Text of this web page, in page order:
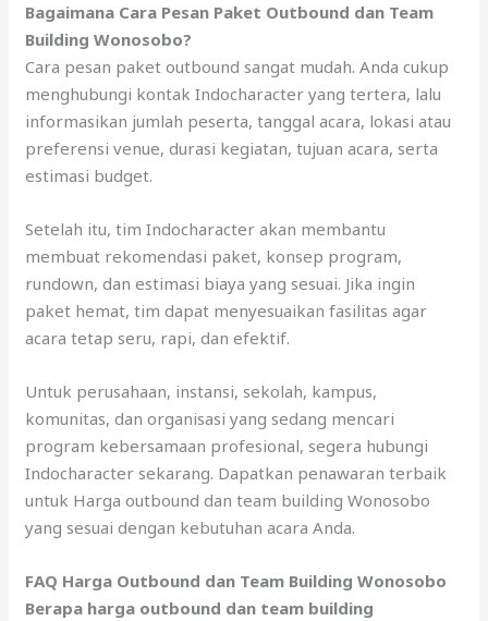
Bagaimana Cara Pesan Paket Outbound dan Team
Building Wonosobo?
Cara pesan paket outbound sangat mudah. Anda cukup
menghubungi kontak Indocharacter yang tertera, lalu
informasikan jumlah peserta, tanggal acara, lokasi atau
preferensi venue, durasi kegiatan, tujuan acara, serta
estimasi budget.
Setelah itu, tim Indocharacter akan membantu
membuat rekomendasi paket, konsep program,
rundown, dan estimasi biaya yang sesuai. Jika ingin
paket hemat, tim dapat menyesuaikan fasilitas agar
acara tetap seru, rapi, dan efektif.
Untuk perusahaan, instansi, sekolah, kampus,
komunitas, dan organisasi yang sedang mencari
program kebersamaan profesional, segera hubungi
Indocharacter sekarang. Dapatkan penawaran terbaik
untuk Harga outbound dan team building Wonosobo
yang sesuai dengan kebutuhan acara Anda.
FAQ Harga Outbound dan Team Building Wonosobo
Berapa harga outbound dan team building